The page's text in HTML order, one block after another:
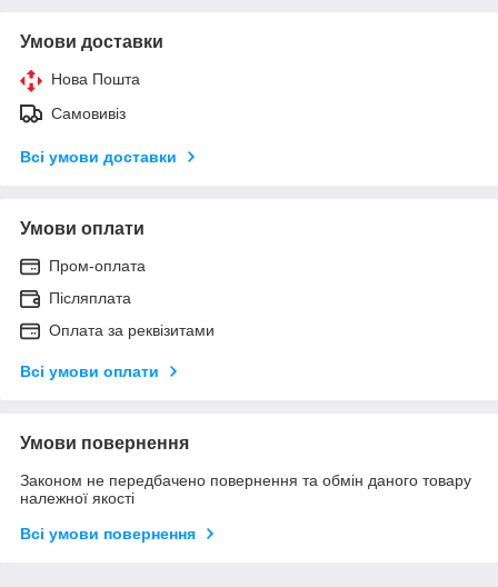
Умови доставки
Нова Пошта
Самовивіз
Всі умови доставки
Умови оплати
Пром-оплата
Післяплата
Оплата за реквізитами
Всі умови оплати
Умови повернення
Законом не передбачено повернення та обмін даного товару
належної якості
Всі умови повернення